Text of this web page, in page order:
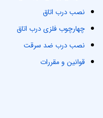
نصب درب اتاق
چهارچوب فلزی درب اتاق
نصب درب ضد سرقت
قوانین و مقررات